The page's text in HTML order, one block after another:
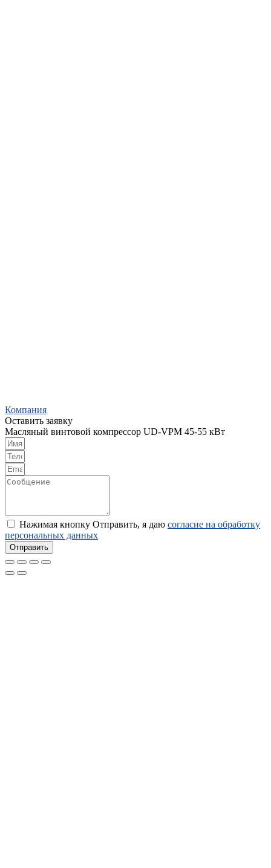
Компания
Оставить заявку
Масляный винтовой компрессор UD-VPM 45-55 кВт
Нажимая кнопку Отправить, я даю согласие на обработку
персональных данных
Отправить